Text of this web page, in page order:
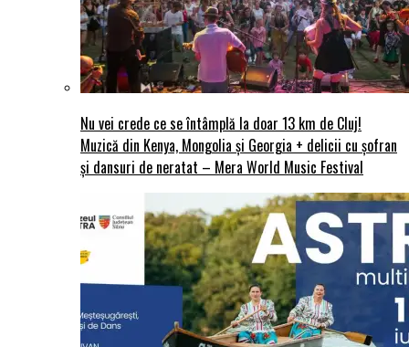
Nu vei crede ce se întâmplă la doar 13 km de Cluj!
Muzică din Kenya, Mongolia și Georgia + delicii cu șofran
și dansuri de neratat – Mera World Music Festival